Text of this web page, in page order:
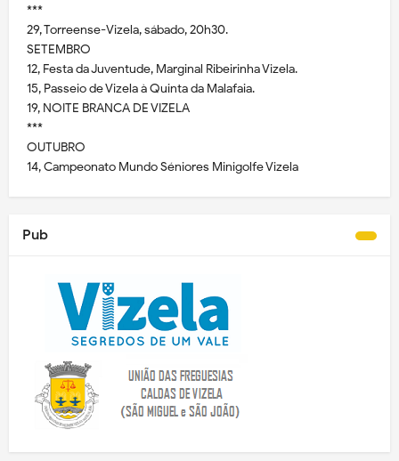
***
29, Torreense-Vizela, sábado, 20h30.
SETEMBRO
12, Festa da Juventude, Marginal Ribeirinha Vizela.
15, Passeio de Vizela à Quinta da Malafaia.
19, NOITE BRANCA DE VIZELA
***
OUTUBRO
14, Campeonato Mundo Séniores Minigolfe Vizela
Pub